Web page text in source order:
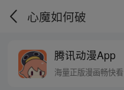
心魔如何破
腾讯动漫App
海量正版漫画畅快看